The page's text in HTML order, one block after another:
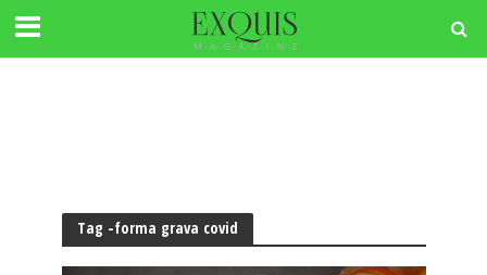
Tag -forma grava covid